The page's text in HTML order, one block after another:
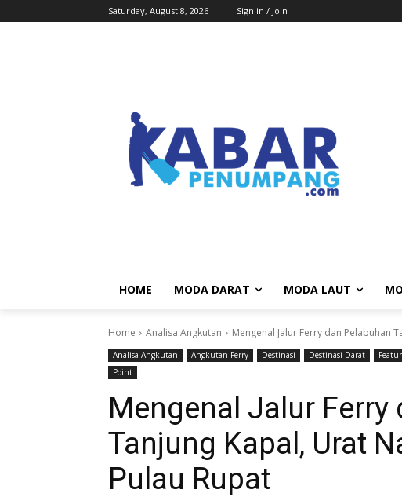
Saturday, August 8, 2026 Sign in / Join
HOME MODA DARAT MODA LAUT
Home Analisa Angkutan Mengenal Jalur Ferry dan Pelabuhan
Analisa Angkutan Angkutan Ferry Destinasi Destinasi Darat
Point
Mengenal Jalur Ferry
Tanjung Kapal, Urat
Pulau Rupat